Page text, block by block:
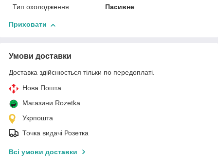
Тип охолодження
Пасивне
Приховати
Умови доставки
Доставка здійснюється тільки по передоплаті.
Нова Пошта
Магазини Rozetka
Укрпошта
Точка видачі Розетка
Всі умови доставки